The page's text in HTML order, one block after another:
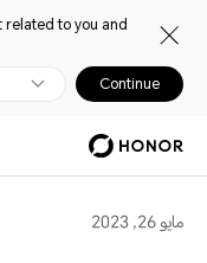
related to you and
Continue
مايو 26, 2023